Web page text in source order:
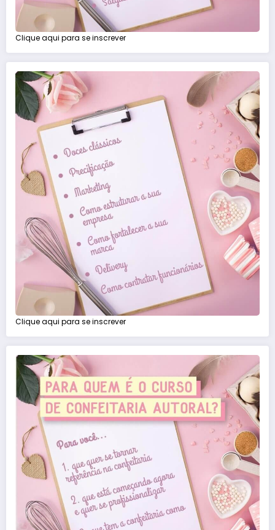
Clique aqui para se inscrever
Clique aqui para se inscrever